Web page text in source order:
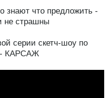
знают что предложить -
не страшны
серии скетч-шоу по
- КАРСАЖ